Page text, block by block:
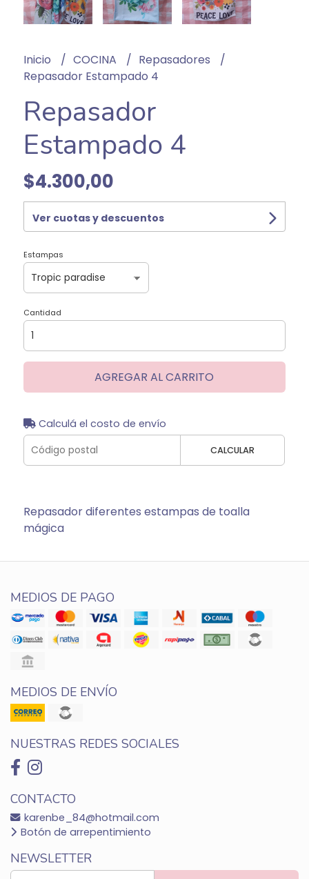
Inicio COCINA
Repasadores
Repasador Estampado 4
Repasador
Estampado 4
$4.300,00
Ver cuotas y descuentos
Estampas
Cantidad
AGREGAR AL CARRITO
Calculá el costo de envío
CALCULAR
Repasador diferentes estampas de toalla
mágica
MEDIOS DE PAGO
MEDIOS DE ENVÍO
NUESTRAS REDES SOCIALES
CONTACTO
karenbe_84@hotmail.com
Botón de arrepentimiento
NEWSLETTER